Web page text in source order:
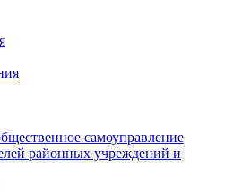
самоуправление
районных учреждений и